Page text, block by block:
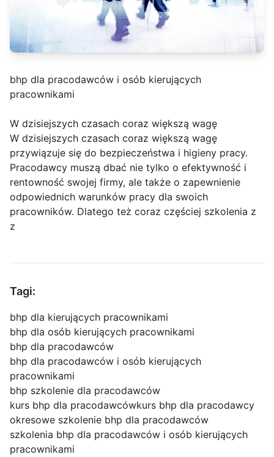
bhp dla pracodawców i osób kierujących
pracownikami
W dzisiejszych czasach coraz większą wagę
W dzisiejszych czasach coraz większą wagę
przywiązuje się do bezpieczeństwa i higieny pracy.
Pracodawcy muszą dbać nie tylko o efektywność i
rentowność swojej firmy, ale także o zapewnienie
odpowiednich warunków pracy dla swoich
pracowników. Dlatego też coraz częściej szkolenia z
z
Tagi:
bhp dla kierujących pracownikami
bhp dla osób kierujących pracownikami
bhp dla pracodawców
bhp dla pracodawców i osób kierujących
pracownikami
bhp szkolenie dla pracodawców
kurs bhp dla pracodawcówkurs bhp dla pracodawcy
okresowe szkolenie bhp dla pracodawców
szkolenia bhp dla pracodawców i osób kierujących
pracownikami